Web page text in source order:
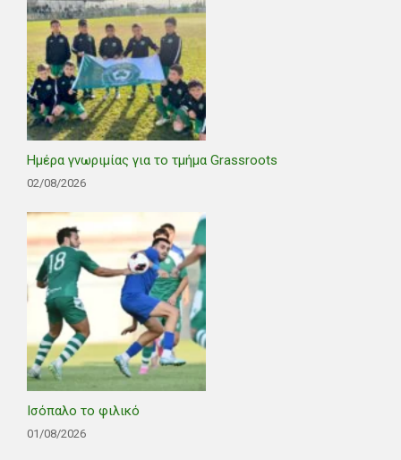
Ημέρα γνωριμίας για το τμήμα Grassroots
02/08/2026
Ισόπαλο το φιλικό
01/08/2026